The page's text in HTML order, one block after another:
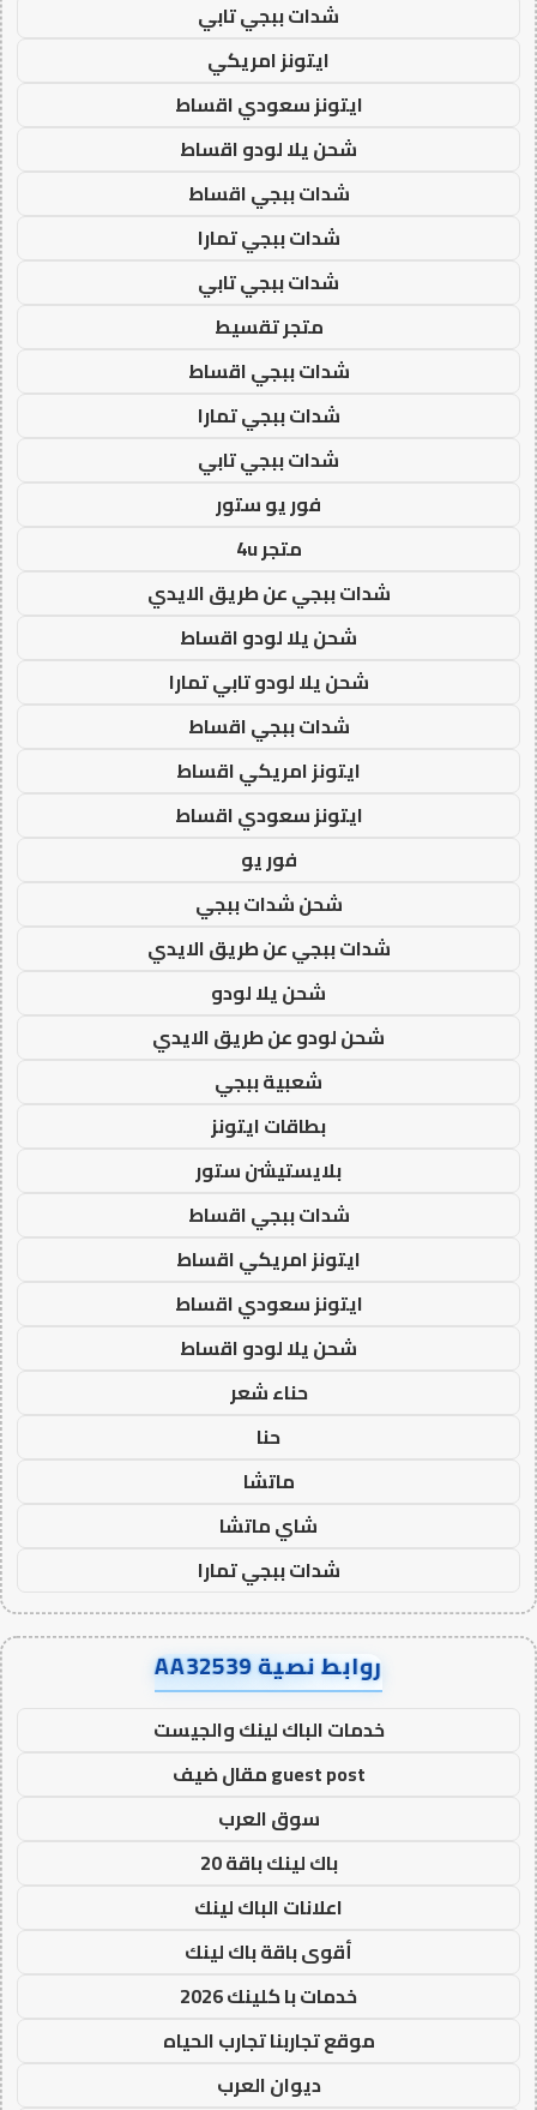
شدات ببجي تابي
ايتونز امريكي
ايتونز سعودي اقساط
شحن يلا لودو اقساط
شدات ببجي اقساط
شدات ببجي تمارا
شدات ببجي تابي
متجر تقسيط
شدات ببجي اقساط
شدات ببجي تمارا
شدات ببجي تابي
فور يو ستور
متجر 4u
شدات ببجي عن طريق الايدي
شحن يلا لودو اقساط
شحن يلا لودو تابي تمارا
شدات ببجي اقساط
ايتونز امريكي اقساط
ايتونز سعودي اقساط
فور يو
شحن شدات ببجي
شدات ببجي عن طريق الايدي
شحن يلا لودو
شحن لودو عن طريق الايدي
شعبية ببجي
بطاقات ايتونز
بلايستيشن ستور
شدات ببجي اقساط
ايتونز امريكي اقساط
ايتونز سعودي اقساط
شحن يلا لودو اقساط
حناء شعر
حنا
ماتشا
شاي ماتشا
شدات ببجي تمارا
روابط نصية AA32539
خدمات الباك لينك والجيست
guest post مقال ضيف
سوق العرب
باك لينك باقة 20
اعلانات الباك لينك
أقوى باقة باك لينك
خدمات با كلينك 2026
موقع تجاربنا تجارب الحياه
ديوان العرب